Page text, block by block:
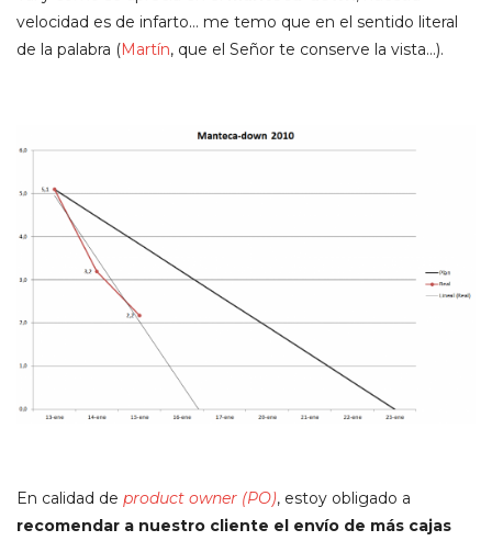
velocidad es de infarto… me temo que en el sentido literal
de la palabra (Martín, que el Señor te conserve la vista…).
En calidad de product owner (PO), estoy obligado a
recomendar a nuestro cliente el envío de más cajas